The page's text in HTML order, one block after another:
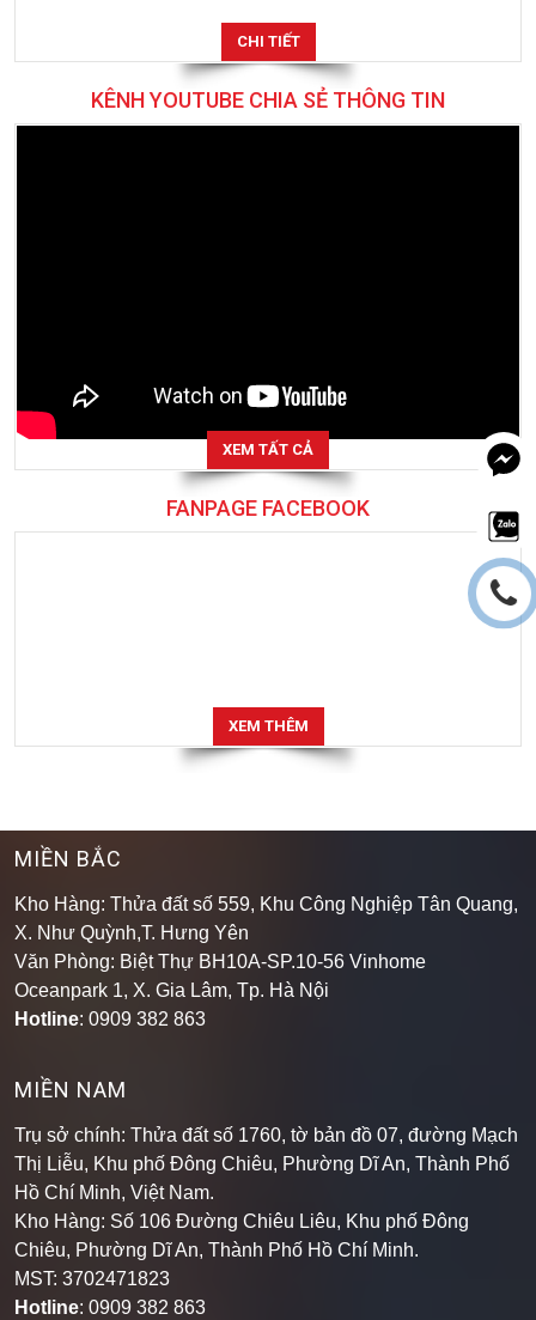
CHI TIẾT
KÊNH YOUTUBE CHIA SẺ THÔNG TIN
XEM TẤT CẢ
FANPAGE FACEBOOK
XEM THÊM
MIỀN BẮC
Kho Hàng: Thửa đất số 559, Khu Công Nghiệp Tân Quang,
X. Như Quỳnh,T. Hưng Yên
Văn Phòng: Biệt Thự BH10A-SP.10-56 Vinhome
Oceanpark 1, X. Gia Lâm, Tp. Hà Nội
Hotline: 0909 382 863
MIỀN NAM
Trụ sở chính: Thửa đất số 1760, tờ bản đồ 07, đường Mạch
Thị Liễu, Khu phố Đông Chiêu, Phường Dĩ An, Thành Phố
Hồ Chí Minh, Việt Nam.
Kho Hàng: Số 106 Đường Chiêu Liêu, Khu phố Đông
Chiêu, Phường Dĩ An, Thành Phố Hồ Chí Minh.
MST: 3702471823
Hotline: 0909 382 863